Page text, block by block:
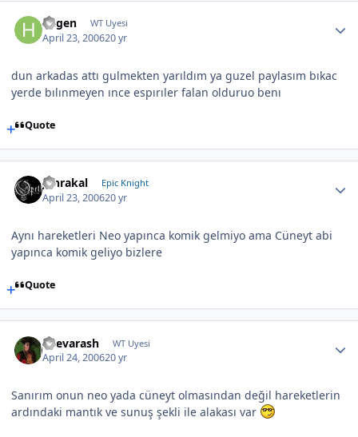
hagen WT Uyesi
April 23, 200620 yr
dun arkadas attı gulmekten yarıldım ya guzel paylasım bıkac
yerde bılınmeyen ınce espırıler falan olduruo benı
Quote
Jahrakal Epic Knight
April 23, 200620 yr
Aynı hareketleri Neo yapınca komik gelmiyo ama Cüneyt abi
yapınca komik geliyo bizlere
Quote
Shevarash WT Uyesi
April 24, 200620 yr
Sanırım onun neo yada cüneyt olmasından değil hareketlerin
ardındaki mantık ve sunuş şekli ile alakası var